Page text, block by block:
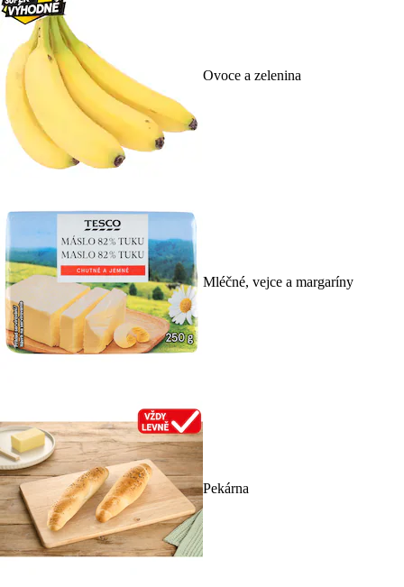
Ovoce a zelenina
Mléčné, vejce a margaríny
Pekárna